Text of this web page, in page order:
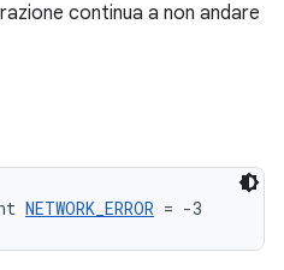
continua a non andare
NETWORK_ERROR = -3